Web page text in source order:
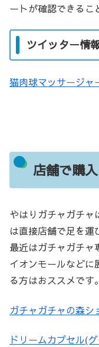
ートが確認できるこ
ツイッター情
猫肉球マッサージャ
店舗で購入
やはりガチャガチャ
は直接店舗で足を運
最近はガチャガチャ
イオンモールなどに
る方はおススメです。
ガチャガチャの森シ
ドリームカプセル(